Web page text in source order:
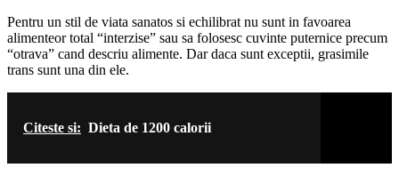
Pentru un stil de viata sanatos si echilibrat nu sunt in favoarea
alimenteor total “interzise” sau sa folosesc cuvinte puternice precum
“otrava” cand descriu alimente. Dar daca sunt exceptii, grasimile
trans sunt una din ele.
Citeste si: Dieta de 1200 calorii